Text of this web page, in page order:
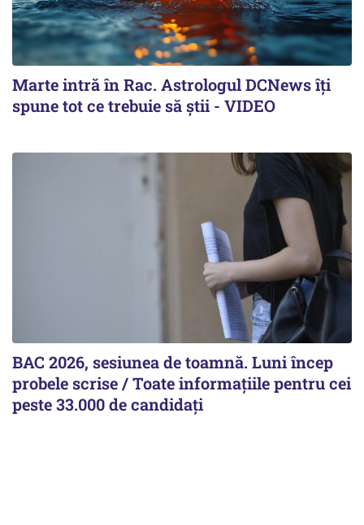
Marte intră în Rac. Astrologul DCNews îți
spune tot ce trebuie să știi - VIDEO
BAC 2026, sesiunea de toamnă. Luni încep
probele scrise / Toate informațiile pentru cei
peste 33.000 de candidați